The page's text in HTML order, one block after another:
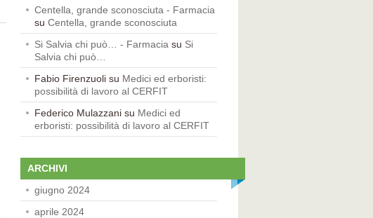
Centella, grande sconosciuta - Farmacia
su Centella, grande sconosciuta
Si Salvia chi può… - Farmacia su Si
Salvia chi può…
Fabio Firenzuoli su Medici ed erboristi:
possibilità di lavoro al CERFIT
Federico Mulazzani su Medici ed
erboristi: possibilità di lavoro al CERFIT
ARCHIVI
giugno 2024
aprile 2024